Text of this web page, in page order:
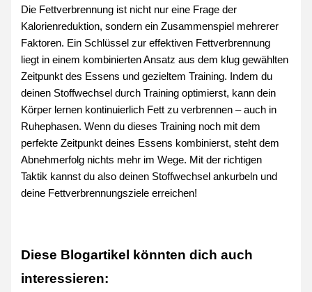
Die Fettverbrennung ist nicht nur eine Frage der
Kalorienreduktion, sondern ein Zusammenspiel mehrerer
Faktoren. Ein Schlüssel zur effektiven Fettverbrennung
liegt in einem kombinierten Ansatz aus dem klug gewählten
Zeitpunkt des Essens und gezieltem Training. Indem du
deinen Stoffwechsel durch Training optimierst, kann dein
Körper lernen kontinuierlich Fett zu verbrennen – auch in
Ruhephasen. Wenn du dieses Training noch mit dem
perfekte Zeitpunkt deines Essens kombinierst, steht dem
Abnehmerfolg nichts mehr im Wege. Mit der richtigen
Taktik kannst du also deinen Stoffwechsel ankurbeln und
deine Fettverbrennungsziele erreichen!
Diese Blogartikel könnten dich auch
interessieren: